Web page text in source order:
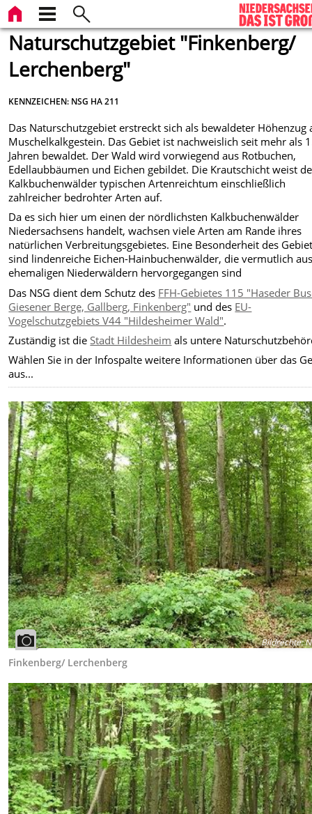
Naturschutzgebiet "Finkenberg/
Lerchenberg"
KENNZEICHEN: NSG HA 211
Das Naturschutzgebiet erstreckt sich als bewaldeter Höhenzug
Muschelkalkgestein. Das Gebiet ist nachweislich seit mehr als
Jahren bewaldet. Der Wald wird vorwiegend aus Rotbuchen,
Edellaubbäumen und Eichen gebildet. Die Krautschicht weist
Kalkbuchenwälder typischen Artenreichtum einschließlich
zahlreicher bedrohter Arten auf.
Da es sich hier um einen der nördlichsten Kalkbuchenwälder
Niedersachsens handelt, wachsen viele Arten am Rande ihres
natürlichen Verbreitungsgebietes. Eine Besonderheit des
sind lindenreiche Eichen-Hainbuchenwälder, die vermutlich
ehemaligen Niederwäldern hervorgegangen sind
Das NSG dient dem Schutzdes FFH-Gebietes 115 "Haseder
Giesener Berge, Gallberg, Finkenberg" und des EU-
Vogelschutzgebiets V44 "Hildesheimer Wald".
Zuständig ist dieStadt Hildesheim als untere
Wählen Sie in der Infospalte weitere Informationen über das
aus...
Bildrechte:
Finkenberg/ Lerchenberg